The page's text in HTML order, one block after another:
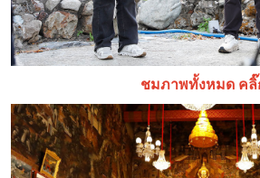
ชมภาพทั้งหมด คลิ๊